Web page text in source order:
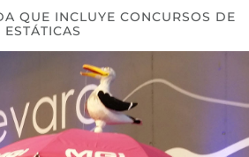
QUE INCLUYE CONCURSOS DE